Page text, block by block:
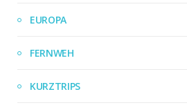
EUROPA
FERNWEH
KURZTRIPS